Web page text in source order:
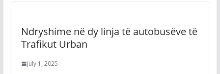
Ndryshime në dy linja të autobusëve të
Trafikut Urban
July 1, 2025